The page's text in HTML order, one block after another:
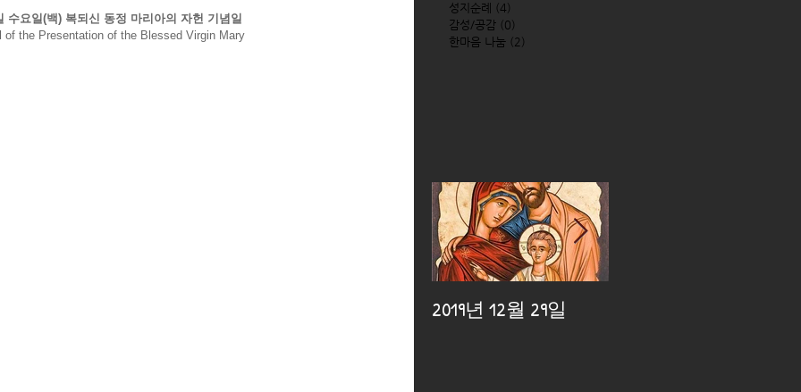
성지순례
(4)
감성/공감 (0)
한마음 나눔 (2)
2019년 12월 29일
수요일(백) 복되신 동정 마리아의 자헌 기념일
of the Presentation of the Blessed Virgin Mary